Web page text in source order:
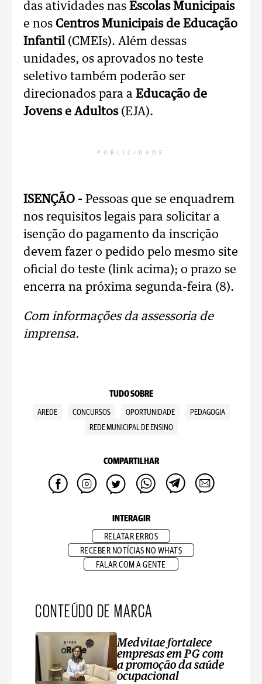
das atividades nas Escolas Municipais
e nos Centros Municipais de Educação
Infantil(CMEIs). Além dessas
unidades, os aprovados no teste
seletivo também poderão ser
direcionados para a Educação de
Jovens e Adultos(EJA).
PUBLICIDADE
ISENÇÃO - Pessoas que se enquadrem
nos requisitos legais para solicitar a
isenção do pagamento da inscrição
devem fazer o pedido pelo mesmo site
oficial do teste (link acima); o prazo se
encerra na próxima segunda-feira (8).
Com informações da assessoria de
imprensa.
TUDO SOBRE
AREDE CONCURSOS OPORTUNIDADE
PEDAGOGIA
REDE MUNICIPAL DE ENSINO
COMPARTILHAR
INTERAGIR
RELATAR ERROS
RECEBER NOTÍCIAS NO WHATS
FALAR COM A GENTE
CONTEÚDO DE MARCA
Medvitae fortalece
empresas em PG com
a promoção da saúde
ocupacional